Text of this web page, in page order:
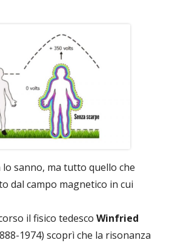
lo sanno, ma tutto quello che
dal campo magnetico in cui
il fisico tedesco Winfried
1974) scoprì che la risonanza